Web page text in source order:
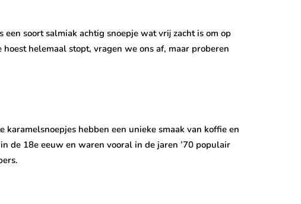
soort salmiak achtig snoepje wat vrij zacht is om op
helemaal stopt, vragen we ons af, maar proberen
hebben een unieke smaak van koffie en
de 18e eeuw en waren vooral in de jaren ’70 populair